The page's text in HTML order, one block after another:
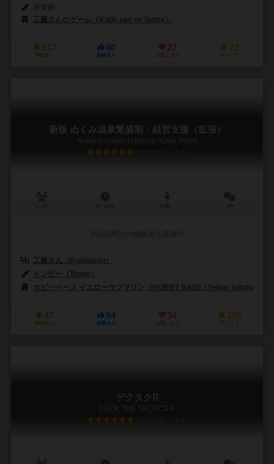
工藤さんのゲーム（Kudo san no Game）
117
興味あり
40
経験あり
27
お気に入り
72
持ってる
新版 ぬくみ温泉繁盛期：経営支援（拡張）
Nukumi onsen Hanjouji: Keiei Shien
6.9
工藤さん（Kudousan）
トンピー（Tonpy）
ホビーベース イエローサブマリン（HOBBY BASE / Yellow submarine
47
興味あり
84
経験あり
34
お気に入り
205
持ってる
デクタクR
DECK THE TACTICS R
6.3